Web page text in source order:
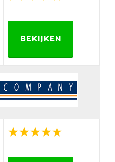
BEKIJKEN